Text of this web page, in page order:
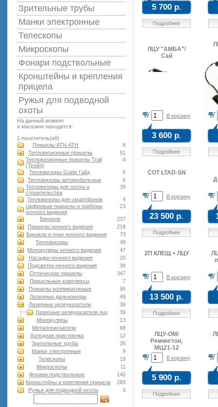
Зрительные трубы
Манки электронные
Телескопы
Микроскопы
Фонари подствольные
Кронштейны и крепления
прицела
Ружья для подводной
оxоты
На данный момент
в магазине находится:
1 посетитель(ей)
8
Прицелы ATN АТН
51
Тепловизионные прицелы
4
Тепловизионные прицелы Trail
(Трэйл)
6
Тепловизоры Guide Гайд
6
Тепловизоры автомобильные
39
Тепловизоры для охоты и
строительства
4
Тепловизоры для смартфонов
23
Цифровые прицелы и приборы
ночного видения
237
Бинокли
218
Прицелы ночного видения
73
Бинокли и очки ночного видения
49
Тепловизоры
47
Монокуляры ночного видения
20
Насадки ночного видения
38
Подсветки ночного видения
347
Оптические прицелы
7
Прицельные комплексы
95
Прицелы коллиматорные
49
Лазерные дальномеры
39
Лазерные целеуказатели
39
Лазерные целеуказатели лцу
13
Монокуляры
68
Металлоискатели
12
Холодная пристрелка
35
Зрительные трубы
9
Манки электронные
19
Телескопы
11
Микроскопы
140
Фонари подствольные
283
Кронштейны и крепления прицела
3
Ружья для подводной оxоты
5 700 р.
Подробнее
ЛЦУ "АМБА"/
Сай
В корзину
3 600 р.
Подробнее
COT LTAD-SN
В корзину
23 500 р.
Подробнее
2П КЛЕЩ + ЛЦУ
В корзину
13 500 р.
Подробнее
ЛЦУ-ОМ/
Ремингтон,
МЦ21-12
В корзину
5 900 р.
Подробнее